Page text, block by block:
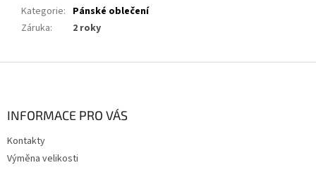
Kategorie: Pánské oblečení
Záruka: 2 roky
INFORMACE PRO VÁS
Kontakty
Výměna velikosti